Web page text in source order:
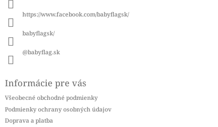
https://www.facebook.com/babyflagsk/
babyflagsk/
@babyflag.sk
Informácie pre vás
Všeobecné obchodné podmienky
Podmienky ochrany osobných údajov
Doprava a platba